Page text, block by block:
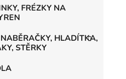
FRÉZKY NA
HLADÍTKA,
STĚRKY